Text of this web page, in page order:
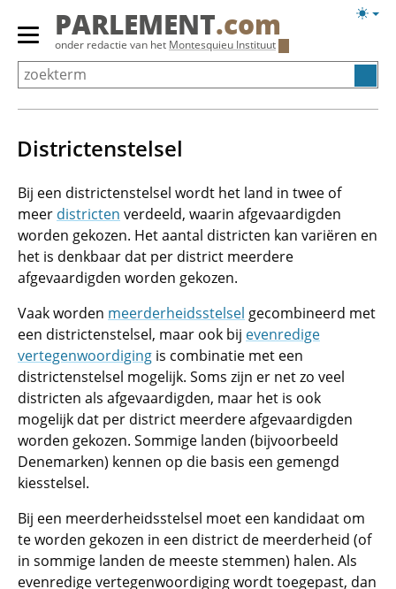
Overslaan
Primair
menu
tonen/verbergen
PARLEMENT.com
onder redactie van het Montesquieu Instituut
Districtenstelsel
Bij een districtenstelsel wordt het land in twee of
meer districten verdeeld, waarin afgevaardigden
worden gekozen. Het aantal districten kan variëren en
het is denkbaar dat per district meerdere
afgevaardigden worden gekozen.
Vaak worden meerderheidsstelsel gecombineerd met
een districtenstelsel, maar ook bij evenredige
vertegenwoordiging is combinatie met een
districtenstelsel mogelijk. Soms zijn er net zo veel
districten als afgevaardigden, maar het is ook
mogelijk dat per district meerdere afgevaardigden
worden gekozen. Sommige landen (bijvoorbeeld
Denemarken) kennen op die basis een gemengd
kiesstelsel.
Bij een meerderheidsstelsel moet een kandidaat om
te worden gekozen in een district de meerderheid (of
in sommige landen de meeste stemmen) halen. Als
evenredige vertegenwoordiging wordt toegepast, dan